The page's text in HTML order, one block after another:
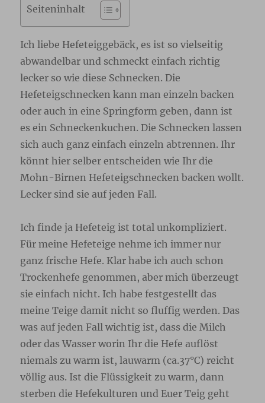
Seiteninhalt
Ich liebe Hefeteiggebäck, es ist so vielseitig
abwandelbar und schmeckt einfach richtig
lecker so wie diese Schnecken. Die
Hefeteigschnecken kann man einzeln backen
oder auch in eine Springform geben, dann ist
es ein Schneckenkuchen. Die Schnecken lassen
sich auch ganz einfach einzeln abtrennen. Ihr
könnt hier selber entscheiden wie Ihr die
Mohn-Birnen Hefeteigschnecken backen wollt.
Lecker sind sie auf jeden Fall.
Ich finde ja Hefeteig ist total unkompliziert.
Für meine Hefeteige nehme ich immer nur
ganz frische Hefe. Klar habe ich auch schon
Trockenhefe genommen, aber mich überzeugt
sie einfach nicht. Ich habe festgestellt das
meine Teige damit nicht so fluffig werden. Das
was auf jeden Fall wichtig ist, dass die Milch
oder das Wasser worin Ihr die Hefe auflöst
niemals zu warm ist, lauwarm (ca.37°C) reicht
völlig aus. Ist die Flüssigkeit zu warm, dann
sterben die Hefekulturen und Euer Teig geht